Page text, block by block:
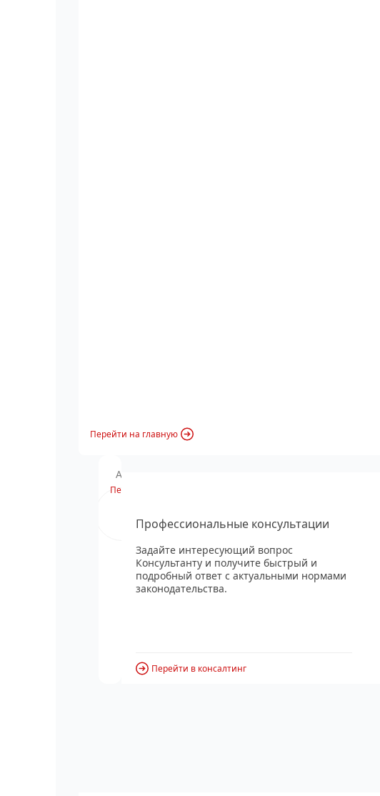
Перейти на главную
Анонс вебинара
Перейти
Профессиональные консультации
Задайте интересующий вопрос
Консультанту и получите быстрый и
подробный ответ с актуальными нормами
законодательства.
Перейти в консалтинг